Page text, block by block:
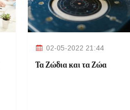
02-05-2022 21:44
Τα Ζώδια και τα Ζώα